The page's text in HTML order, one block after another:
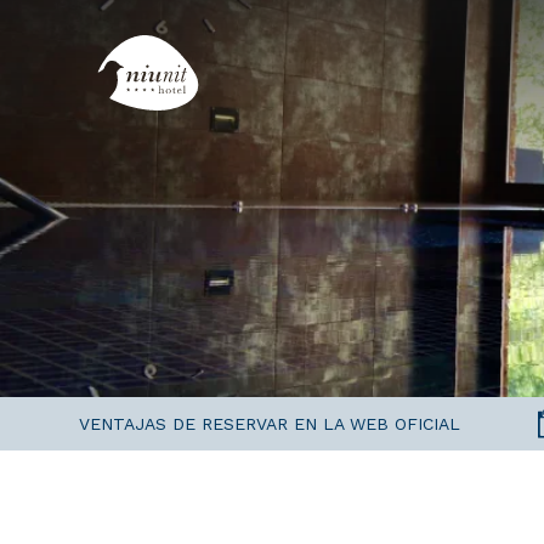
VENTAJAS DE RESERVAR EN LA WEB OFICIAL